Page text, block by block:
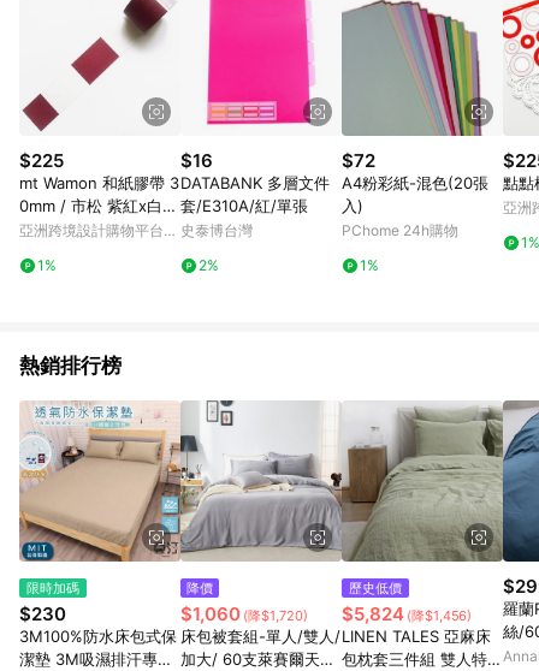
運費，攤位費等不具贈點資格。 9. LINE 購物站上之商品規格、
顏色、價位、贈品如與 Pinkoi 商品資訊頁及購物車不符，以
Pinkoi 購物商品資訊頁及購物車標示為準。 10. 點數紅包使用規
則請以點數紅包活動說明為準。 11. 若於 LINE 購物前往 Pinkoi
頁面後才首次下載 Pinkoi APP 並完成訂單，不符合導購資格；承
上，首次下載 Pinkoi APP 後，需透過 LINE 購物前往 Pinkoi 頁
面，方享導購資格。
$225
mt Wamon 和紙膠帶 3
0mm / 市松 紫紅x白
(MT01K1940) / 限定款
亞洲跨境設計購物平台
1%
$16
DATABANK 多層文件
套/E310A/紅/單張
史泰博台灣
2%
$72
A4粉彩紙-混色(20張
入)
PChome 24h購物
1%
點點
亞洲
1%
熱銷排行榜
限時加碼
$230
3M100%防水床包式保
潔墊 3M吸濕排汗專利
降價
$1,060 (降$1,720)
床包被套組-單人/雙人/
加大/ 60支萊賽爾天絲
歷史低價
$5,824 (降$1,456)
LINEN TALES 亞麻床
包枕套三件組 雙人特大
羅蘭
絲/
被